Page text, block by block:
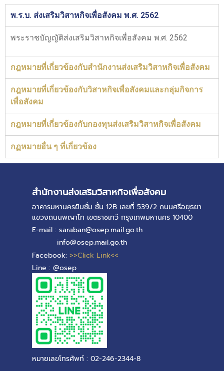
พ.ร.บ. ส่งเสริมวิสาหกิจเพื่อสังคม พ.ศ. 2562
พระราชบัญญัติส่งเสริมวิสาหกิจเพื่อสังคม พ.ศ. 2562
กฎหมายที่เกี่ยวข้องกับสำนักงานส่งเสริมวิสาหกิจเพื่อสังคม
กฎหมายที่เกี่ยวข้องกับวิสาหกิจเพื่อสังคมและกลุ่มกิจการ
เพื่อสังคม
กฎหมายที่เกี่ยวข้องกับกองทุนส่งเสริมวิสาหกิจเพื่อสังคม
กฏหมายอื่น ๆ ที่เกี่ยวข้อง
สำนักงานส่งเสริมวิสาหกิจเพื่อสังคม
อาคารมหานครยิบซั่ม ชั้น 12B เลขที่ 539/2 ถนนศรีอยุธยา
แขวงถนนพญาไท เขตราชเทวี กรุงเทพมหานคร 10400
E-mail : saraban@osep.mail.go.th
info@osep.mail.go.th
Facebook: >>Click Link<<
Line : @osep
หมายเลขโทรศัพท์ : 02-246-2344-8